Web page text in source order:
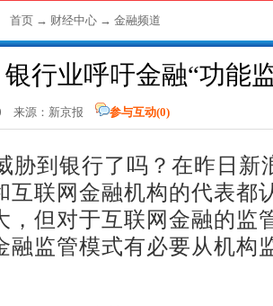
首页 → 财经中心 → 金融频道
银行业呼吁金融“功能
来源：新京报 参与互动(0)
到银行了吗？在昨日新
互联网金融机构的代表都
，但对于互联网金融的监
融监管模式有必要从机构